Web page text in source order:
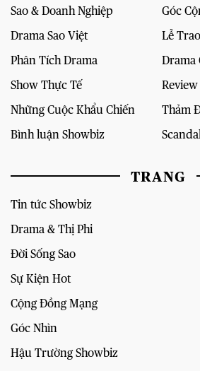
Sao & Doanh Nghiệp
Góc
Drama Sao Việt
Lễ
Phân Tích Drama
Drama
Show Thực Tế
Những Cuộc Khẩu Chiến
Thảm
Bình luận Showbiz
TRANG
Tin tức Showbiz
Drama & Thị Phi
Đời Sống Sao
Sự Kiện Hot
Cộng Đồng Mạng
Góc Nhìn
Hậu Trường Showbiz